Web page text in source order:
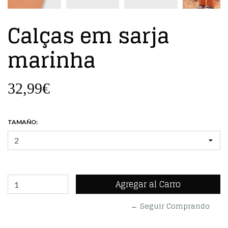
Calças em sarja
marinha
32,99€
TAMAÑO:
← Seguir Comprando